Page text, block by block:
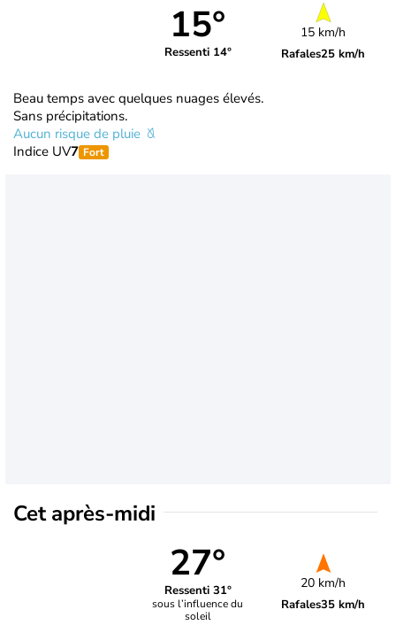
15°
Ressenti 14°
15 km/h
Rafales25 km/h
Beau temps avec quelques nuages élevés.
Sans précipitations.
Aucun risque de pluie
Indice UV7 Fort
Cet après-midi
27°
Ressenti 31°
sous l’influence du
soleil
20 km/h
Rafales35 km/h